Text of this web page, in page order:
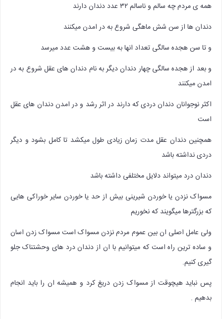
همه ی مردم چه سالم و ناسالم ۳۲ عدد دندان دارند
دندان ها از سن شش ماهگی شروع به در امدن میکنند
و تا سن هجده سالگی تعداد انها به بیست و هشت عدد میرسد
و بعد از هجده سالگی چهار دندان دیگر به نام دندان های عقل شروع به در
امدن میکنند
اکثر نوجوانان دندان دردی که دارند در اثر رشد و در امدن دندان های عقل
است
همچنین دندان عقل مدت زمان زیادی طول میکشد تا کامل بشود و دیگر
دردی نداشته باشد
دندان درد میتواند دلایل مختلفی داشته باشد
مسواک نزدن یا خوردن شیرینی بیش از حد یا خوردن سایر خوراکی هایی
که بزرگترها میگویند که نخوریم
ولی عامل اصلی ان بین عموم مردم نزدن مسواک است مسواک زدن اسان
و ساده ترین راه است که میتوانیم با ان از دندان درد های وحشتناک جلو
گیری کنیم.
پس نباید هیچوقت از مسواک زدن دریغ کرد و همیشه ان را باید انجام
بدهیم .